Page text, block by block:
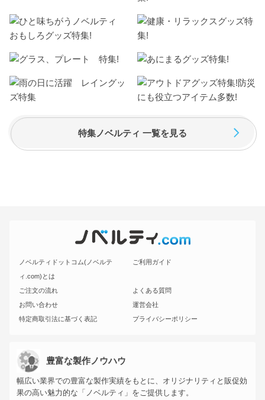
特集ノベルティ 一覧を見る
ノベルティドットコム(ノベルテ
ィ.com)とは
ご利用ガイド
ご注文の流れ
よくある質問
お問い合わせ
運営会社
特定商取引法に基づく表記
プライバシーポリシー
豊富な製作ノウハウ
幅広い業界での豊富な製作実績をもとに、オリジナリティと販促効
果の高い魅力的な「ノベルティ」をご提供します。